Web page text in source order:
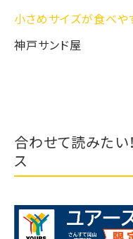
小さめサイズが食べや
神戸サンド屋
合わせて読みたい
ス